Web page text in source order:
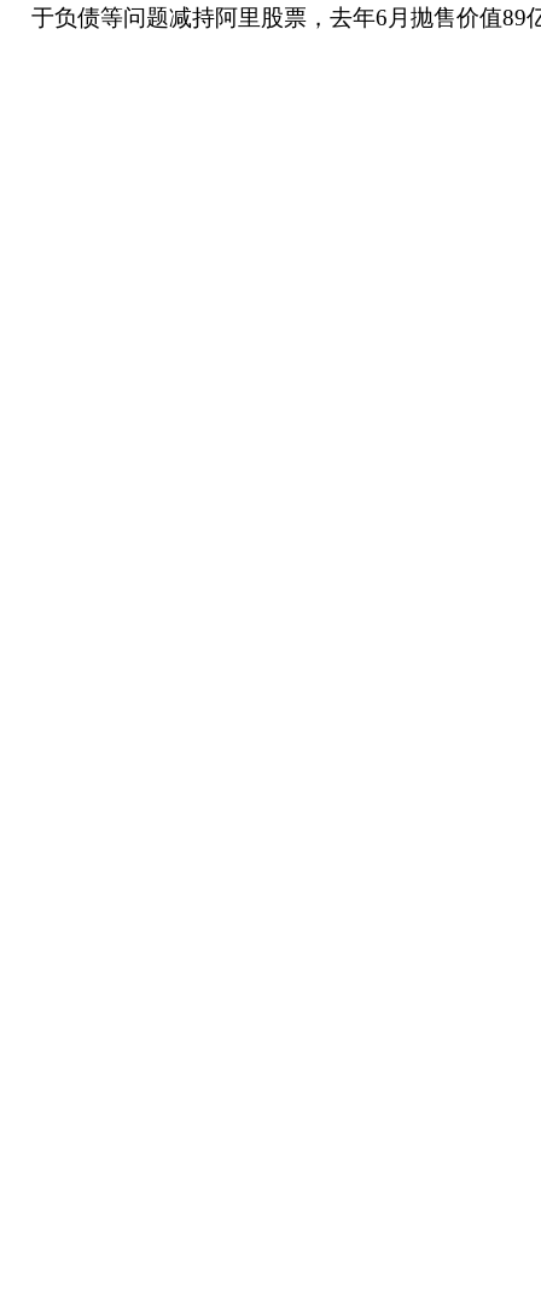
于负债等问题减持阿里股票，去年6月抛售价值89